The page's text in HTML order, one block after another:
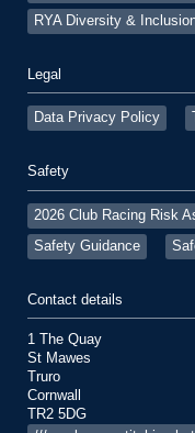
RYA Diversity &
Legal
Data Privacy Policy
Safety
2026 Club Racing Risk
Safety Guidance
Contact details
1 The Quay
St Mawes
Truro
Cornwall
TR2 5DG